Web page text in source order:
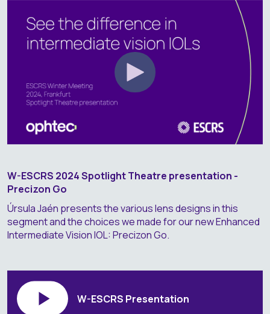
W-ESCRS 2024 Spotlight Theatre presentation -
Precizon Go
Úrsula Jaén presents the various lens designs in this
segment and the choices we made for our new Enhanced
Intermediate Vision IOL: Precizon Go.
W-ESCRS Presentation